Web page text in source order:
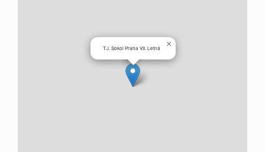
T.J. Sokol Praha VII. Letná ×